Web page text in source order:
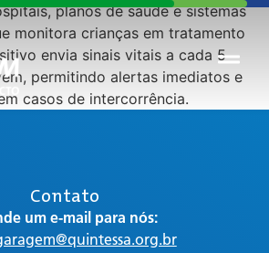
planos de saúde e sistemas
monitora crianças em tratamento
envia sinais vitais a cada 5
permitindo alertas imediatos e
casos de intercorrência.
Contato
um e-mail para nós: